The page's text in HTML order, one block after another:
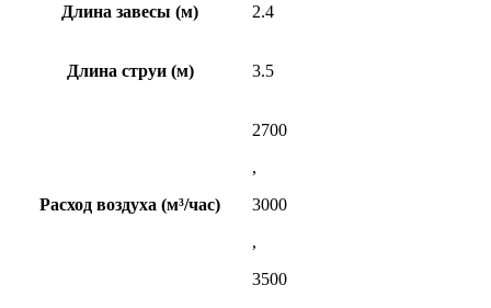
Длина завесы (м) 2.4
Длина струи (м) 3.5
Расход воздуха (м³/час)
2700
,
3000
,
3500